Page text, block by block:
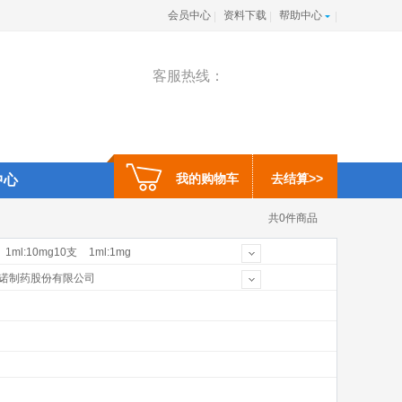
会员中心 资料下载 帮助中心
客服热线：
心 我的购物车 去结算>>
共0件商品
1ml:10mg10支
1ml:1mg
支 4000单位 5ml:125mg
制药股份有限公司